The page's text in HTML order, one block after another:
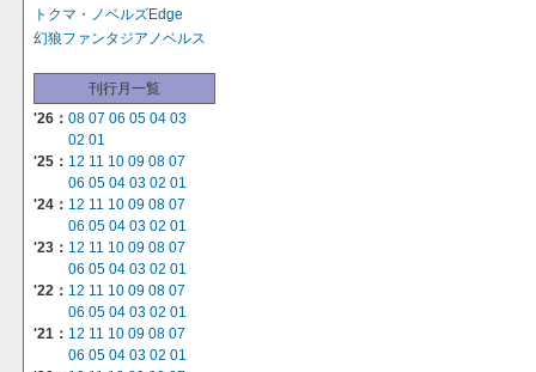
トクマ・ノベルズEdge
幻狼ファンタジアノベルス
刊行月一覧
'26： 08 07 06 05 04 03
02 01
'25： 12 11 10 09 08 07
06 05 04 03 02 01
'24： 12 11 10 09 08 07
06 05 04 03 02 01
'23： 12 11 10 09 08 07
06 05 04 03 02 01
'22： 12 11 10 09 08 07
06 05 04 03 02 01
'21： 12 11 10 09 08 07
06 05 04 03 02 01